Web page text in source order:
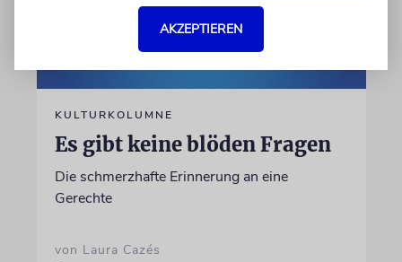
KULTURKOLUMNE
Es gibt keine blöden Fragen
Die schmerzhafte Erinnerung an eine
Gerechte
von Laura Cazés
AKZEPTIEREN